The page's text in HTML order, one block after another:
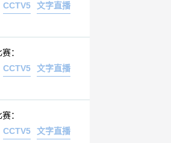
CCTV5 文字直播
：
CCTV5 文字直播
：
CCTV5 文字直播